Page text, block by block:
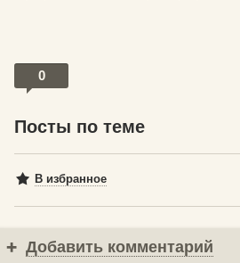
0
Посты по теме
В избранное
Добавить комментарий